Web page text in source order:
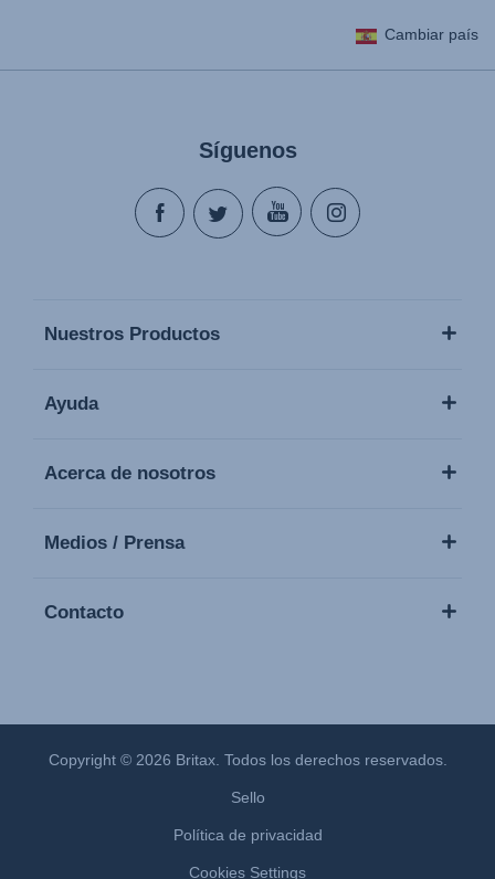
Cambiar país
Síguenos
Nuestros Productos
Ayuda
Acerca de nosotros
Medios / Prensa
Contacto
Copyright © 2026 Britax. Todos los derechos reservados.
Sello
Política de privacidad
Cookies Settings